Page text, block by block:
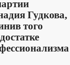
Гудкова,
того